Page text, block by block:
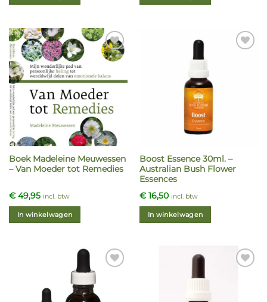
Boek Madeleine Meuwessen
– Van Moeder tot Remedies
€49,95 incl. btw
In winkelwagen
Boost Essence 30ml. –
Australian Bush Flower
Essences
€16,50 incl. btw
In winkelwagen